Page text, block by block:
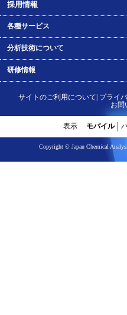
採用情報
各種サービス
分析技術について
研修情報
サイトのご利用について プライ
お問
表示 モバイル
Copyright © Japan Chemical